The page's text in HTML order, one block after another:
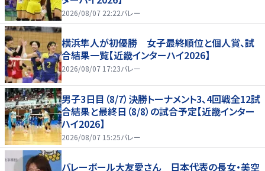
2026/08/07 22:22バレー
横浜隼人が初優勝 女子最終順位と個人賞、試
合結果一覧【近畿インターハイ2026】
2026/08/07 17:23バレー
男子3日目（8/7）決勝トーナメント3、4回戦全12試
合結果と最終日（8/8）の試合予定【近畿インター
ハイ2026】
2026/08/07 15:25バレー
バレーボール大友愛さん 日本代表の長女・美空